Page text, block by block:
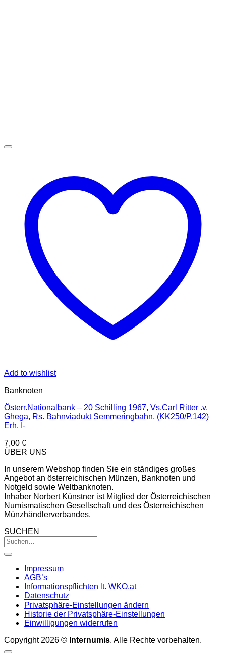
Add to wishlist
Banknoten
Österr.Nationalbank – 20 Schilling 1967, Vs.Carl Ritter .v.
Ghega, Rs. Bahnviadukt Semmeringbahn, (KK250/P.142)
Erh. I-
7,00 €
ÜBER UNS
In unserem Webshop finden Sie ein ständiges großes
Angebot an österreichischen Münzen, Banknoten und
Notgeld sowie Weltbanknoten.
Inhaber Norbert Künstner ist Mitglied der Österreichischen
Numismatischen Gesellschaft und des Österreichischen
Münzhändlerverbandes.
SUCHEN
Impressum
AGB’s
Informationspflichten lt. WKO.at
Datenschutz
Privatsphäre-Einstellungen ändern
Historie der Privatsphäre-Einstellungen
Einwilligungen widerrufen
Copyright 2026 © Internumis. Alle Rechte vorbehalten.